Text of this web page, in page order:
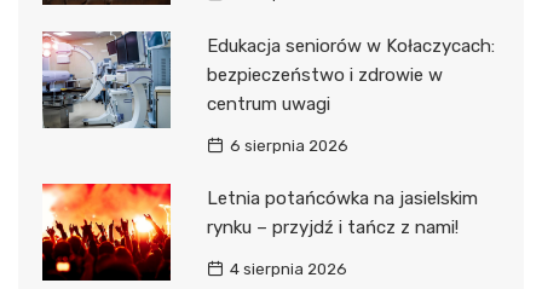
Edukacja seniorów w Kołaczycach:
bezpieczeństwo i zdrowie w
centrum uwagi
6 sierpnia 2026
Letnia potańcówka na jasielskim
rynku – przyjdź i tańcz z nami!
4 sierpnia 2026